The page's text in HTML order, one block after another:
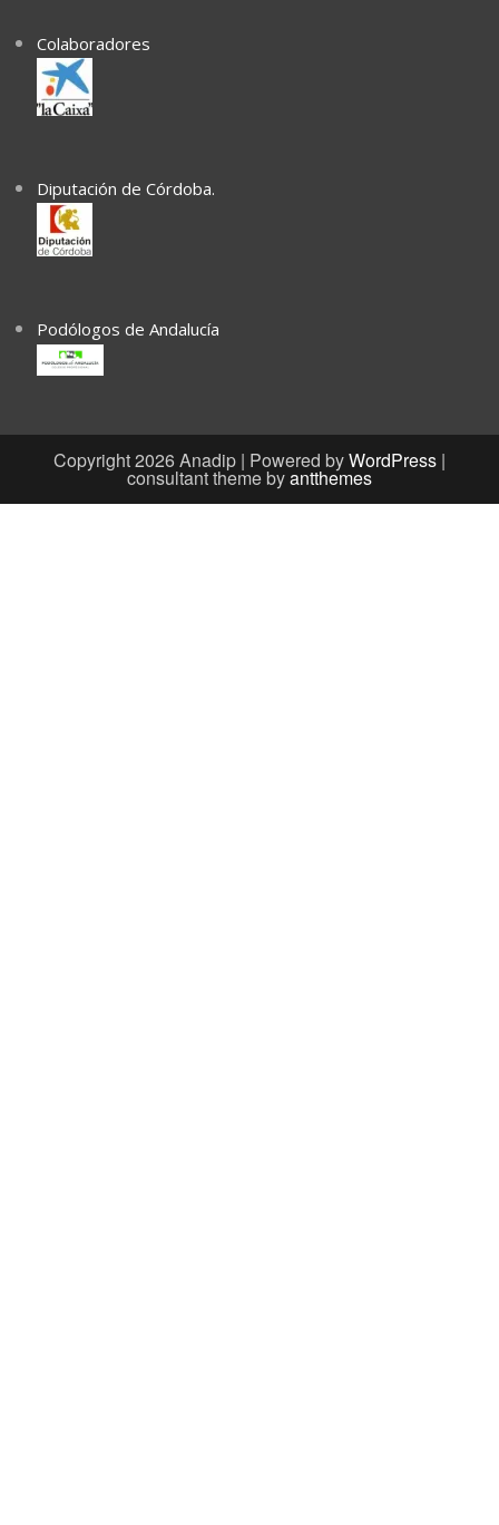
Colaboradores
Diputación de Córdoba.
Podólogos de Andalucía
Copyright 2026 Anadip | Powered byWordPress |
consultant theme byantthemes